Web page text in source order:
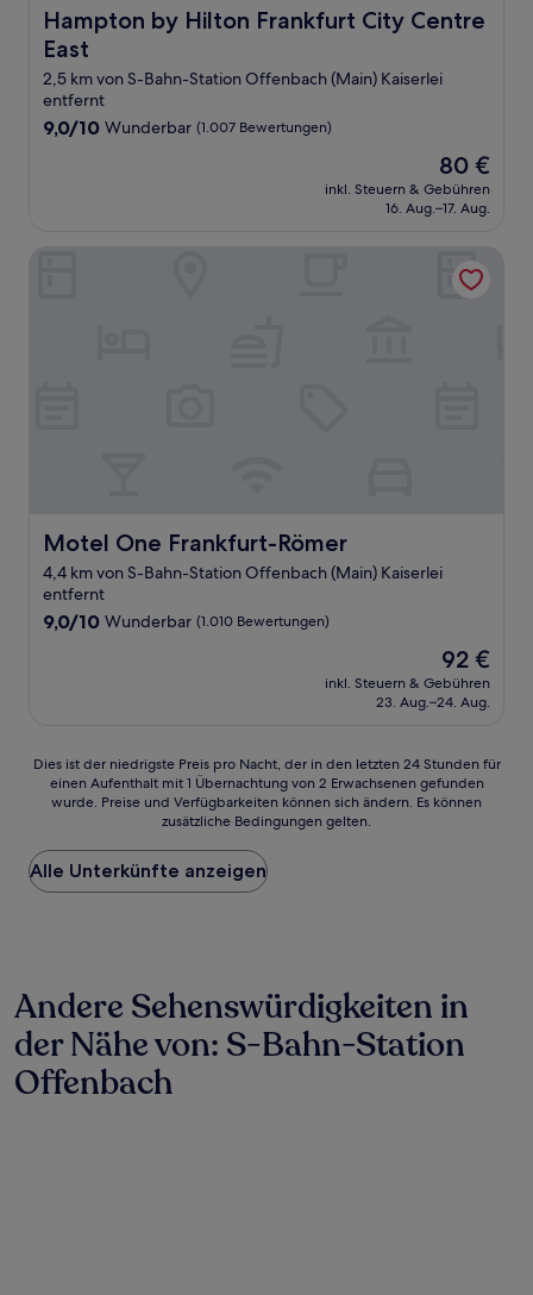
Hampton by Hilton Frankfurt City Centre
East
Hampton by Hilton Frankfurt City Centre East
2,5 km von S-Bahn-Station Offenbach (Main) Kaiserlei
entfernt
9.0
9,0/10 Wunderbar (1.007 Bewertungen)
Der
Preis
beträgt
80 €
inkl. Steuern & Gebühren
16. Aug.–17. Aug.
Motel One Frankfurt-Römer
Motel One Frankfurt-Römer
4,4 km von S-Bahn-Station Offenbach (Main) Kaiserlei
entfernt
9.0
9,0/10 Wunderbar (1.010 Bewertungen)
Der
Preis
beträgt
92 €
inkl. Steuern & Gebühren
23. Aug.–24. Aug.
Dies
der
Preis
pro
Nacht,
24 Stunden
für
einen
Aufenthalt
mit
Dies ist der niedrigste Preis pro Nacht, der in den letzten 24 Stunden für
einen Aufenthalt mit 1 Übernachtung von 2 Erwachsenen gefunden
wurde. Preise und Verfügbarkeiten können sich ändern. Es können
zusätzliche Bedingungen gelten.
Alle Unterkünfte anzeigen
Andere Sehenswürdigkeiten in
der Nähe von: S-Bahn-Station
Offenbach